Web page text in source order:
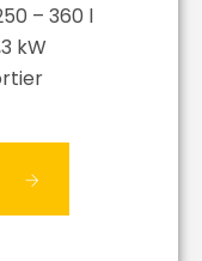
– 360 l
kW